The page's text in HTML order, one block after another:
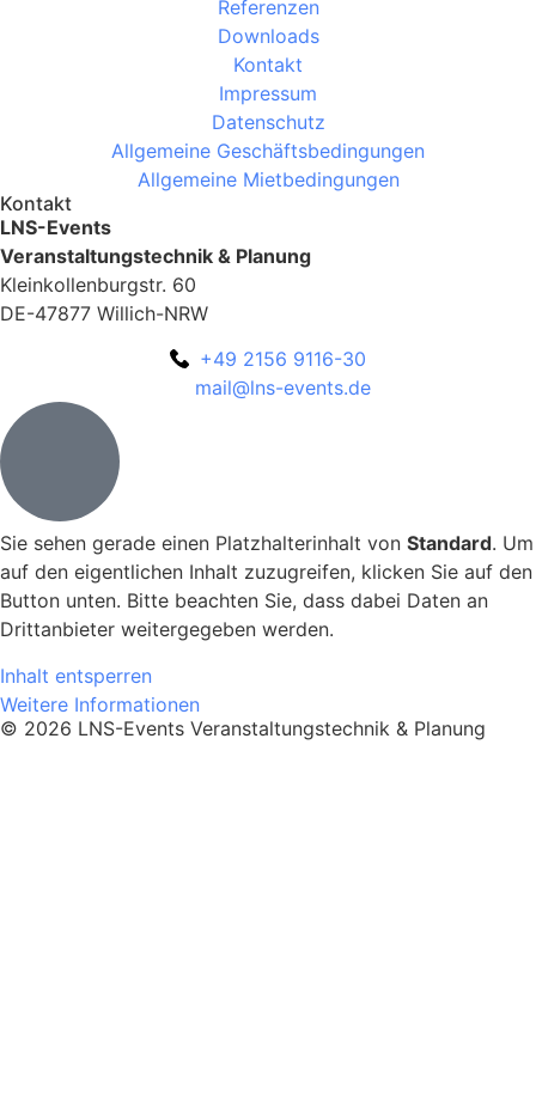
Referenzen
Downloads
Kontakt
Impressum
Datenschutz
Allgemeine Geschäftsbedingungen
Allgemeine Mietbedingungen
Kontakt
LNS-Events
Veranstaltungstechnik & Planung
Kleinkollenburgstr. 60
DE-47877 Willich-NRW
+49 2156 9116-30
mail@lns-events.de
Sie sehen gerade einen Platzhalterinhalt von Standard. Um
auf den eigentlichen Inhalt zuzugreifen, klicken Sie auf den
Button unten. Bitte beachten Sie, dass dabei Daten an
Drittanbieter weitergegeben werden.
Inhalt entsperren
Weitere Informationen
© 2026 LNS-Events Veranstaltungstechnik & Planung